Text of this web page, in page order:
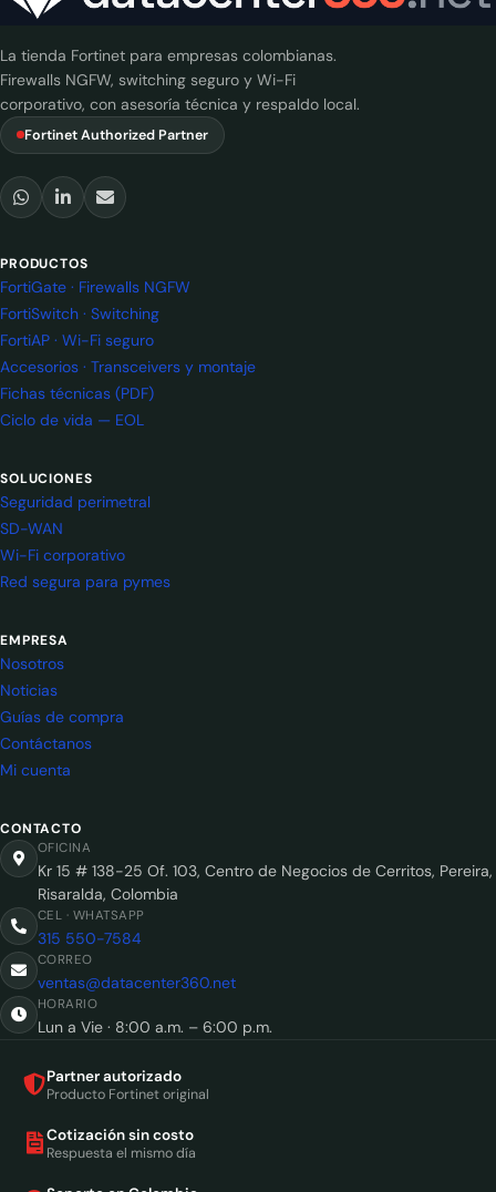
La tienda Fortinet para empresas colombianas.
Firewalls NGFW, switching seguro y Wi-Fi
corporativo, con asesoría técnica y respaldo local.
Fortinet Authorized Partner
PRODUCTOS
FortiGate · Firewalls NGFW
FortiSwitch · Switching
FortiAP · Wi-Fi seguro
Accesorios · Transceivers y montaje
Fichas técnicas (PDF)
Ciclo de vida — EOL
SOLUCIONES
Seguridad perimetral
SD-WAN
Wi-Fi corporativo
Red segura para pymes
EMPRESA
Nosotros
Noticias
Guías de compra
Contáctanos
Mi cuenta
CONTACTO
OFICINA
Kr 15 # 138-25 Of. 103, Centro de Negocios de Cerritos, Pereira,
Risaralda, Colombia
CEL · WHATSAPP
315 550-7584
CORREO
ventas@datacenter360.net
HORARIO
Lun a Vie · 8:00 a.m. – 6:00 p.m.
Partner autorizado
Producto Fortinet original
Cotización sin costo
Respuesta el mismo día